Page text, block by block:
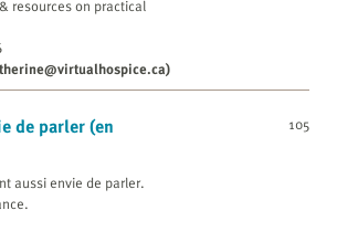
resources on practical
de parler (en
aussi envie de parler.
105